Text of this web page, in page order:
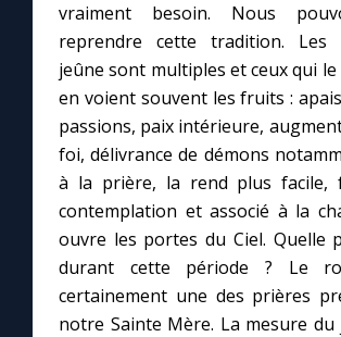
À la une
1000 Raisons de Croire
Chapelet pour le monde
Contact
Faire un don
vraiment besoin. Nous
reprendre cette tradition. Les
jeûne sont multiples et ceux qui
en voient souvent les fruits :
passions, paix intérieure,
foi, délivrance de démons
à la prière, la rend plus facile,
contemplation et associé à la
ouvre les portes du Ciel. Quelle
durant cette période ? Le
certainement une des prières
notre Sainte Mère. La mesure du